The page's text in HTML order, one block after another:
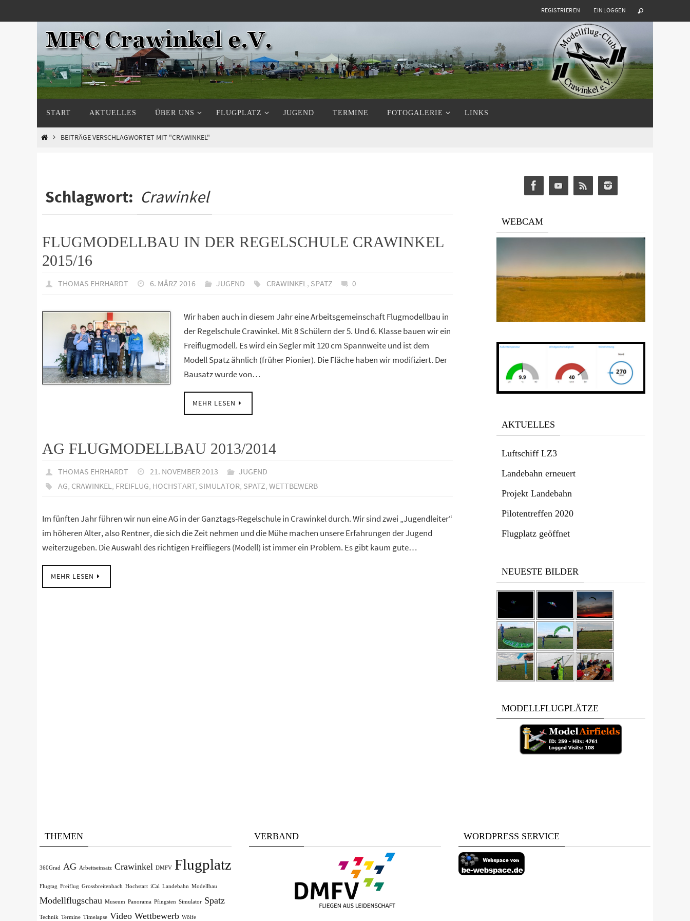
Inhalt
REGISTRIEREN EINLOGGEN
Inhalt
springen
START AKTUELLES ÜBER UNS FLUGPLATZ JUGEND TERMINE FOTOGALERIE LINKS
STARTBEITRÄGE VERSCHLAGWORTET MIT "CRAWINKEL"
Schlagwort: Crawinkel
FLUGMODELLBAU IN DER REGELSCHULE CRAWINKEL
2015/16
THOMAS EHRHARDT 6. MÄRZ 2016 JUGEND CRAWINKEL, SPATZ 0
Wir haben auch in diesem Jahr eine Arbeitsgemeinschaft Flugmodellbau in
der Regelschule Crawinkel. Mit 8 Schülern der 5. Und 6. Klasse bauen wir ein
Freiflugmodell. Es wird ein Segler mit 120 cm Spannweite und ist dem
Modell Spatz ähnlich (früher Pionier). Die Fläche haben wir modifiziert. Der
Bausatz wurde von…
MEHR LESEN
AG FLUGMODELLBAU 2013/2014
THOMAS EHRHARDT 21. NOVEMBER 2013
JUGEND
AG, CRAWINKEL, FREIFLUG, HOCHSTART, SIMULATOR, SPATZ, WETTBEWERB
Im fünften Jahr führen wir nun eine AG in der Ganztags-Regelschule in Crawinkel durch. Wir sind zwei „Jugendleiter“
im höheren Alter, also Rentner, die sich die Zeit nehmen und die Mühe machen unsere Erfahrungen der Jugend
weiterzugeben. Die Auswahl des richtigen Freifliegers (Modell) ist immer ein Problem. Es gibt kaum gute…
MEHR LESEN
WEBCAM
AKTUELLES
Luftschiff LZ3
Landebahn erneuert
Projekt Landebahn
Pilotentreffen 2020
Flugplatz geöffnet
NEUESTE BILDER
MODELLFLUGPLÄTZE
THEMEN
360Grad AG Arbeitseinsatz Crawinkel DMFV Flugplatz
Flugtag Freiflug Grossbreitenbach Hochstart iCal Landebahn Modellbau
Modellflugschau Museum Panorama Pfingsten Simulator Spatz
Technik Termine Timelapse Video Wettbewerb Wölfe
VERBAND WORDPRESS SERVICE